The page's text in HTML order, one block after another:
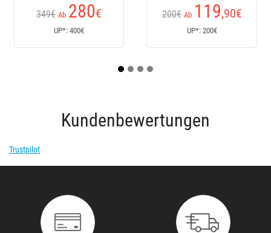
280€ 119,90
Kundenbewertungen
Trustpilot